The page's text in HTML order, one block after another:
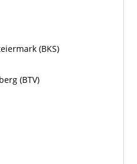
(BKS)
(BTV)